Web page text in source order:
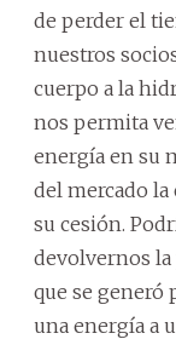
de perder el
nuestros
cuerpo a la
nos permita
energía en su
del mercado
su cesión.
devolvernos la
que se generó
una energía a